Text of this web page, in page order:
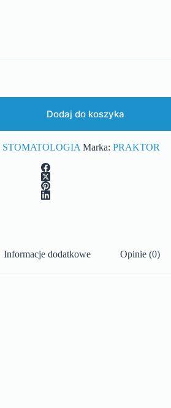
Dodaj do koszyka
STOMATOLOGIA Marka: PRAKTOR
Informacje dodatkowe Opinie (0)